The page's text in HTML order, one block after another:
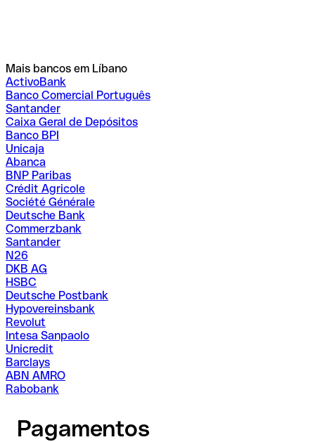
Mais bancos em Líbano
ActivoBank
Banco Comercial Português
Santander
Caixa Geral de Depósitos
Banco BPI
Unicaja
Abanca
BNP Paribas
Crédit Agricole
Société Générale
Deutsche Bank
Commerzbank
Santander
N26
DKB AG
HSBC
Deutsche Postbank
Hypovereinsbank
Revolut
Intesa Sanpaolo
Unicredit
Barclays
ABN AMRO
Rabobank
Pagamentos